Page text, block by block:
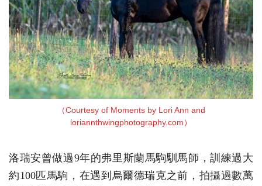
（Courtesy of Moments by Lori Ann and
loriannthwingphotography.com）
洛瑞安曾做過9年的弗里斯蘭馬駒馴馬師，訓練過大
約100匹馬駒，在遇到烏爾德瑞克之前，拍攝過數萬